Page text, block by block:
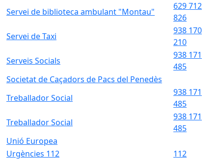
Servei de biblioteca ambulant "Montau"
629 712
826
Servei de Taxi
938 170
210
Serveis Socials
938 171
485
Societat de Caçadors de Pacs del Penedès
Treballador Social
938 171
485
Treballador Social
938 171
485
Unió Europea
Urgències 112
112